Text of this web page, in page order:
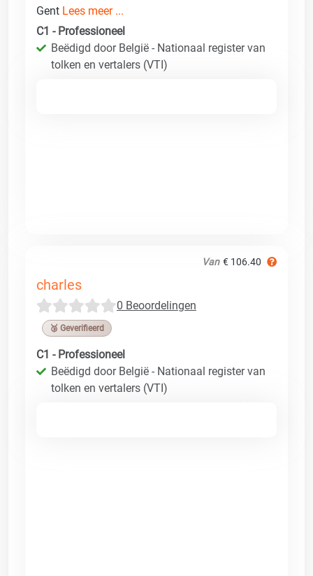
Gent Lees meer ...
C1 - Professioneel
Beëdigd door België - Nationaal register van
tolken en vertalers (VTI)
Van € 106.40
charles
0 Beoordelingen
🥉 Geverifieerd
C1 - Professioneel
Beëdigd door België - Nationaal register van
tolken en vertalers (VTI)